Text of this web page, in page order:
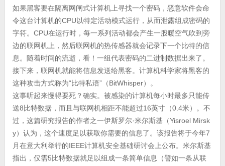
如果黑客要在隔离网闸式计算机上寻找一个密码，恶意软件会命
令这台计算机的CPU以特定活动模式运行，从而泄露组成密码的
字符。CPU在运行时，每一系列活动都会产生一股暖空气吹到旁
边的联网机上，然后联网机的热传感器就会记录下一个比特的信
息。随着时间的流逝，看！一组代表密码的二进制数据出来了。
接下来，联网机就能将信息发送给黑客。计算机科学家将黑客的
这种攻击方式称为“比特私语”（BitWhisper）。
这事听起来慢得要死？确实。被感染的计算机每小时最多只能传
送8比特数据，而且与联网机相距不能超过16英寸（0.4米）。不
过，这篇研究报告的作者之一伊斯罗尔·米尔斯基（Yisroel Mirsk
y）认为，这个速度足以获取你需要的信息了。该报告将于今年7
月在意大利举行的IEEE计算机安全基础研讨会上公布。米尔斯基
指出，仅需5比特数据就足以组成一条简单信息（譬如一条从联